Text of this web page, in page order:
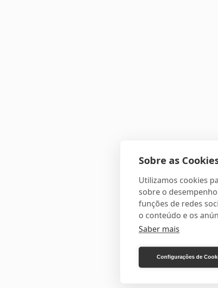
Sobre as
Utilizamos cookies
sobre o
funções de redes
o conteúdo e os
Saber mais
Configurações de